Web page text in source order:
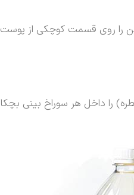
را روی قسمت کوچکی از
از خواب بهترین زمان برای استفاده از روغن بنفشه است.